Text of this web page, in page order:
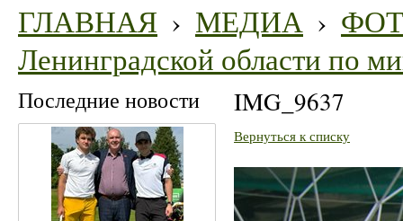
ГЛАВНАЯ › МЕДИА ›
Ленинградской области по
Последние новости IMG_9637
Вернуться к списку